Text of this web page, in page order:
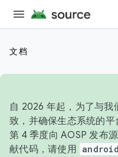
文档
自 2026 年起，为了与我
致，并确保生态系统的
第 4 季度向 AOSP 发布
献代码，请使用